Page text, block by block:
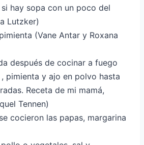
hay sopa con un poco del
Lutzker)
(Vane Antar y Roxana
después de cocinar a fuego
pimienta y ajo en polvo hasta
Receta de mi mamá,
Tennen)
cocieron las papas, margarina